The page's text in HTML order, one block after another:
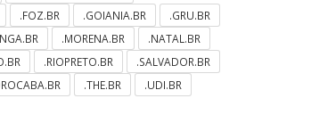
.FOZ.BR .GOIANIA.BR
.GRU.BR
.MORENA.BR
.NATAL.BR
.RIOPRETO.BR
.SALVADOR.BR
.THE.BR
.UDI.BR